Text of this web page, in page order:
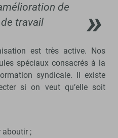
de
travail
est très active. Nos
spéciaux consacrés à la
syndicale. Il existe
si on veut qu’elle soit
aboutir ;